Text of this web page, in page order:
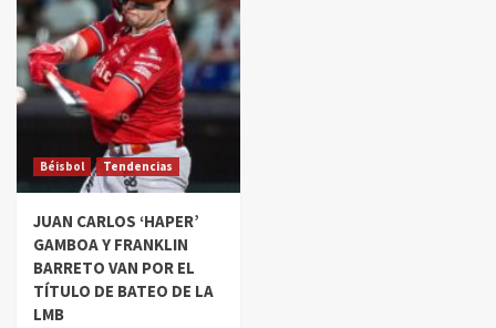
Béisbol Tendencias
JUAN CARLOS ‘HAPER’
GAMBOA Y FRANKLIN
BARRETO VAN POR EL
TÍTULO DE BATEO DE LA
LMB